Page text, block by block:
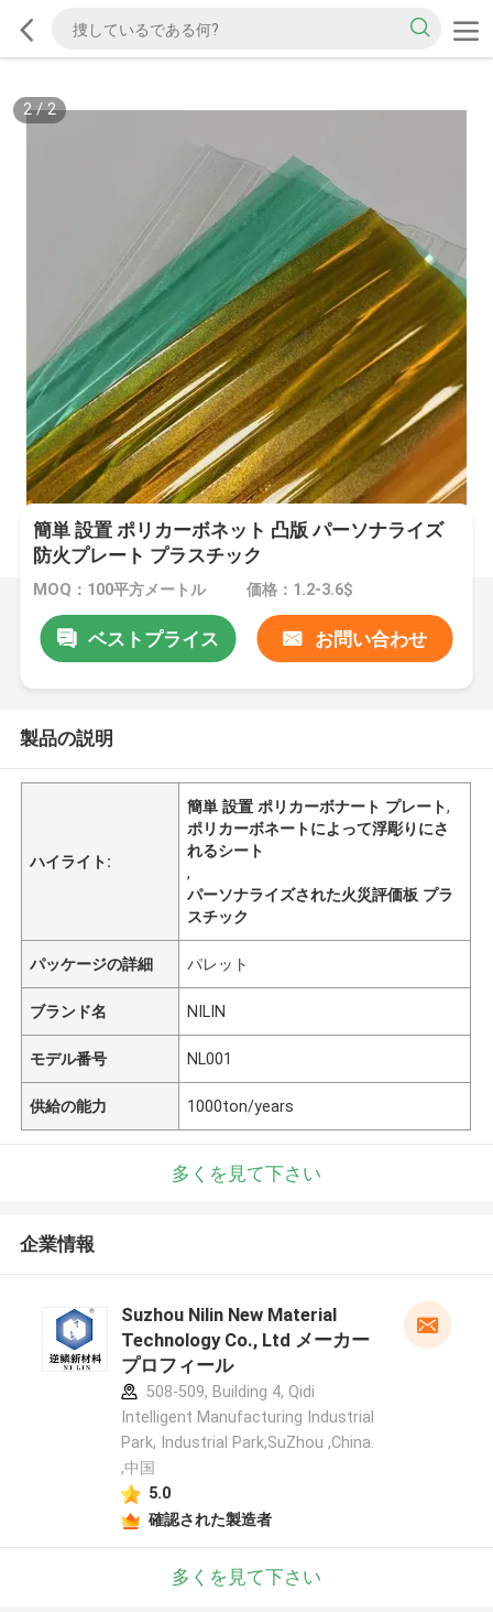
2/2
簡単 設置 ポリカーボネット 凸版 パーソナライズ
防火プレート プラスチック
MOQ：100平方メートル 価格：1.2-3.6$
ベストプライス お問い合わせ
製品の説明
ハイライト:
簡単 設置 ポリカーボナート プレート,
ポリカーボネートによって浮彫りにさ
れるシート
,
パーソナライズされた火災評価板 プラ
スチック
パッケージの詳細 パレット
ブランド名 NILIN
モデル番号 NL001
供給の能力 1000ton/years
多くを見て下さい
企業情報
Suzhou Nilin New Material
Technology Co., Ltd メーカー
プロフィール
508-509, Building 4, Qidi
Intelligent Manufacturing Industrial
Park, Industrial Park,SuZhou ,China.
,中国
5.0
確認された製造者
多くを見て下さい